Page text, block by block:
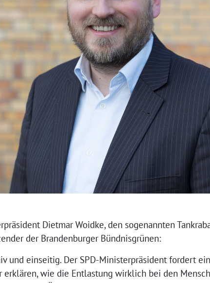
Dietmar Woidke, den sogenannten
der Brandenburger Bündnisgrünen:
und einseitig. Der SPD-Ministerpräsident fordert
erklären, wie die Entlastung wirklich bei den